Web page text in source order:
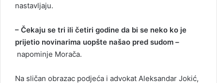
nastavljaju.
– Čekaju se tri ili četiri godine da bi se neko ko je
prijetio novinarima uopšte našao pred sudom –
napominje Morača.
Na sličan obrazac podjeća i advokat Aleksandar Jokić,